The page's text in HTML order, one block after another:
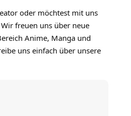
oder möchtest mit uns
freuen uns über neue
Anime, Manga und
uns einfach über unsere